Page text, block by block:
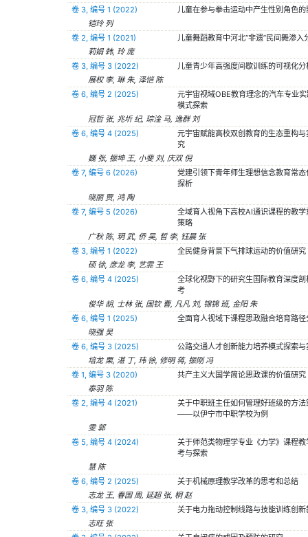
卷 3, 编号 1 (2022)
儿童在参与拳击运动中产生性别角色的
铠玲 列
卷 2, 编号 1 (2021)
儿童舞蹈教育中河北“非遗”民间舞渗入
莉娟 韩, 玲 庞
卷 3, 编号 3 (2022)
儿童青少年高强度间歇训练的可视化分
展权 李, 琳 朱, 泽恺 陈
卷 6, 编号 2 (2025)
元宇宙视域OBE教育理念的汽车专业
模式探索
冠哲 张, 兆圻 纪, 琮淦 马, 逸群 刘
卷 6, 编号 4 (2025)
元宇宙赋能高校双创教育的生态重构与
究
巍 张, 振坤 王, 小斐 刘, 庆双 倪
卷 7, 编号 6 (2026)
党建引领下青年师生理想信念教育常态
探析
晓丽 贾, 鸿 陶
卷 7, 编号 5 (2026)
全域育人视角下高校AI通识课程的教学
策略
广秋 陈, 玥 武, 侨 吴, 哲 李, 钰晨 张
卷 3, 编号 1 (2022)
全民健身背景下气排球运动的价值研究
硕 徐, 彦龙 李, 艺霏 王
卷 6, 编号 4 (2025)
全球化视野下的研究生国际教育深度剖
考
俊华 胡, 士林 张, 国钦 曹, 凡凡 刘, 锦锦 班, 金阳 朱
卷 6, 编号 1 (2025)
全面育人视域下课程思政融合培育路径
晓强 吴
卷 6, 编号 3 (2025)
公路交通人才创新能力培养模式探索与
培龙 栗, 湛 丁, 玮 徐, 修明 蒋, 振刚 冯
卷 1, 编号 3 (2020)
共产主义大国学简论思政课的价值研究
泰羽 陈
卷 2, 编号 4 (2021)
关于中职班主任如何管理好班级的方法
——以伊宁市中职学校为例
雯 郭
卷 5, 编号 4 (2024)
关于师范类物理学专业《力学》课程教
考与探索
慧 陈
卷 6, 编号 2 (2025)
关于机械原理教学改革的思考和总结
志龙 王, 春国 周, 延超 张, 桐 赵
卷 3, 编号 3 (2022)
关于电力拖动控制线路与技能训练创新
志旺 张